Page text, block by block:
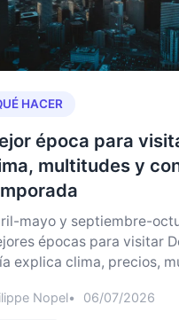
HACER
época para
multitudes y
mayo y septiembre-
épocas para visitar
explica clima, precios,
Nopel 06/07/2026